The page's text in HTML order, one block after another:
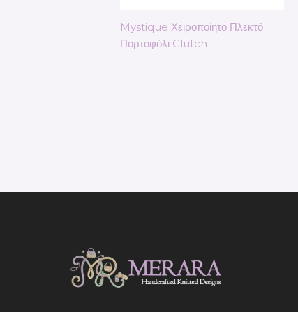
Mystique Χειροποίητο Πλεκτό
Πορτοφόλι Clutch